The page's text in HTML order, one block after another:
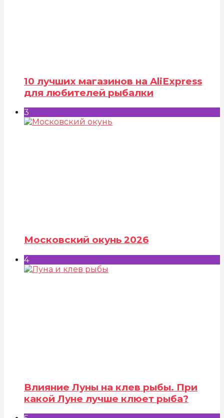
10 лучших магазинов на AliExpress
для любителей рыбалки
3
Московский окунь 2026
4
Влияние Луны на клев рыбы. При
какой Луне лучше клюет рыба?